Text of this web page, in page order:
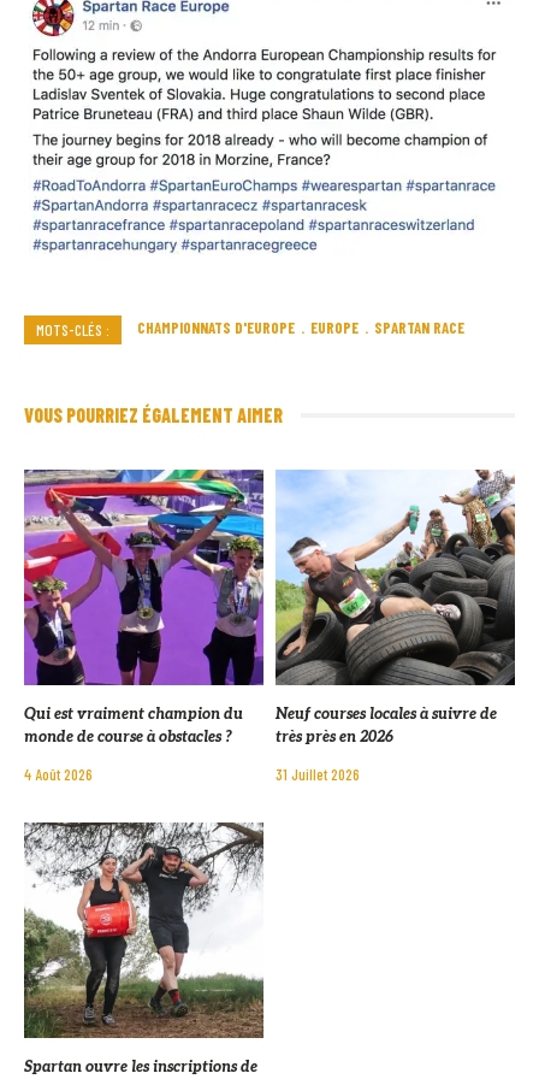
MOTS-CLÉS : CHAMPIONNATS D'EUROPE EUROPE SPARTAN RACE
VOUS POURRIEZ ÉGALEMENT AIMER
Qui est vraiment champion du
monde de course à obstacles ?
4 Août 2026
Neuf courses locales à suivre de
très près en 2026
31 Juillet 2026
Spartan ouvre les inscriptions de